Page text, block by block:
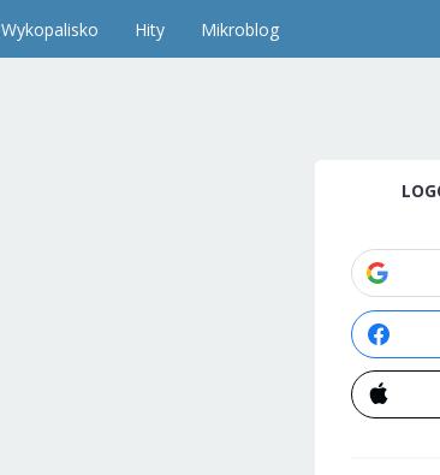
Wykopalisko Hity Mikroblog